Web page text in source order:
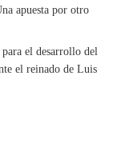
apuesta por otro
el desarrollo del
el reinado de Luis